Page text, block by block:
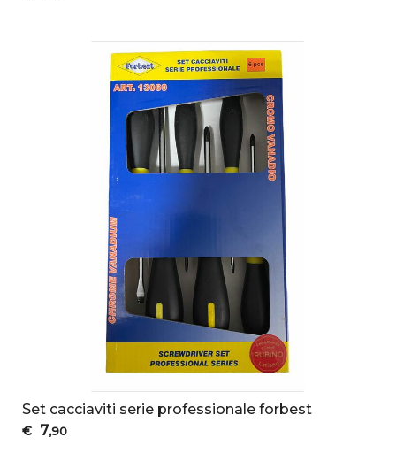
Set cacciaviti serie professionale forbest
€ 7,90